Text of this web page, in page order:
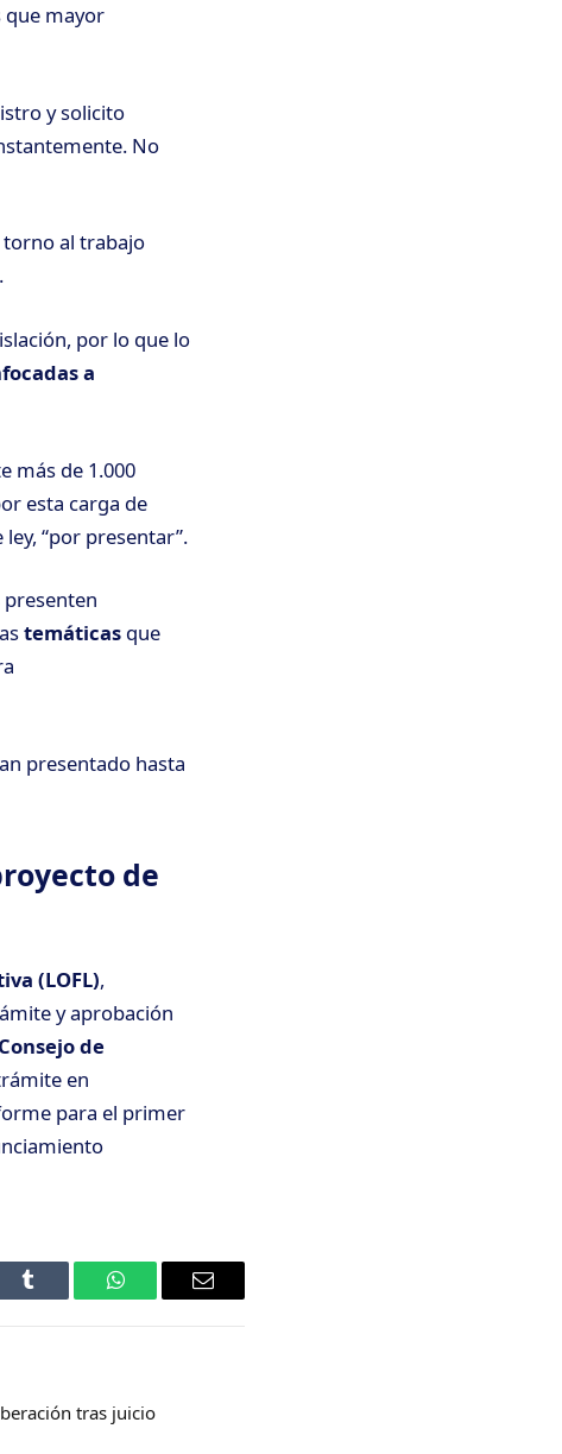
que mayor
y solicito
No
al trabajo
por lo que lo
a
más de 1.000
esta carga de
“por presentar”.
presenten
temáticas que
presentado hasta
de
(LOFL),
y aprobación
Consejo de
en
para el primer
Tumblr WhatsAppEmail
tras juicio